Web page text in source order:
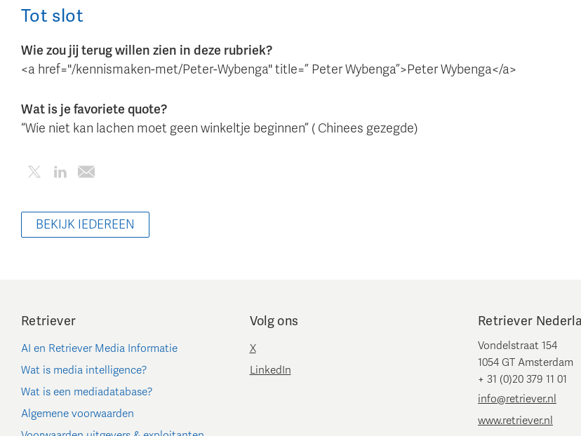
Tot slot
Wie zou jij terug willen zien in deze rubriek?
<a href="/kennismaken-met/Peter-Wybenga" title=” Peter Wybenga”>Peter Wybenga</a>
Wat is je favoriete quote?
“Wie niet kan lachen moet geen winkeltje beginnen” ( Chinees gezegde)
BEKIJK IEDEREEN
Retriever
AI en Retriever Media Informatie
Wat is media intelligence?
Wat is een mediadatabase?
Algemene voorwaarden
Volg ons
X
LinkedIn
Retriever
Vondelstraat 154
1054 GT Amsterdam
+ 31 (0)20 379 11 01
info@retriever.nl
www.retriever.nl